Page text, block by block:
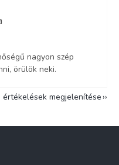
5-ből 5 csillag.
nagyon szép
örülök neki.
értékelések megjelenítése